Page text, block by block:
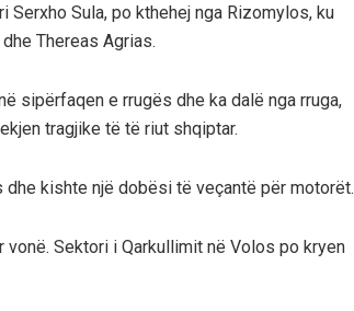
Serxho Sula, po kthehej nga Rizomylos, ku
Thereas Agrias.
sipërfaqen e rrugës dhe ka dalë nga rruga,
tragjike të të riut shqiptar.
kishte një dobësi të veçantë për motorët.
vonë. Sektori i Qarkullimit në Volos po kryen